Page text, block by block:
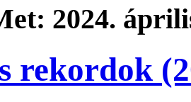
2024.
rekordok